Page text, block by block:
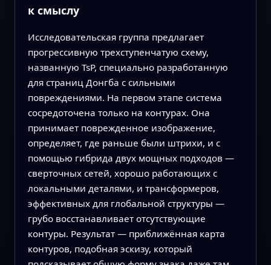
к смыслу
Исследовательская группа предлагает
прогрессивную трехступенчатую схему,
названную TsP, специально разработанную
для страниц Донгба с сильными
повреждениями. На первом этапе система
сосредоточена только на контурах. Она
принимает поврежденное изображение,
определяет, где раньше были штрихи, и с
помощью гибрида двух мощных подходов —
сверточных сетей, хорошо работающих с
локальными деталями, и трансформеров,
эффективных для глобальной структуры —
грубо восстанавливает отсутствующие
контуры. Результат — приближённая карта
контуров, подобная эскизу, который